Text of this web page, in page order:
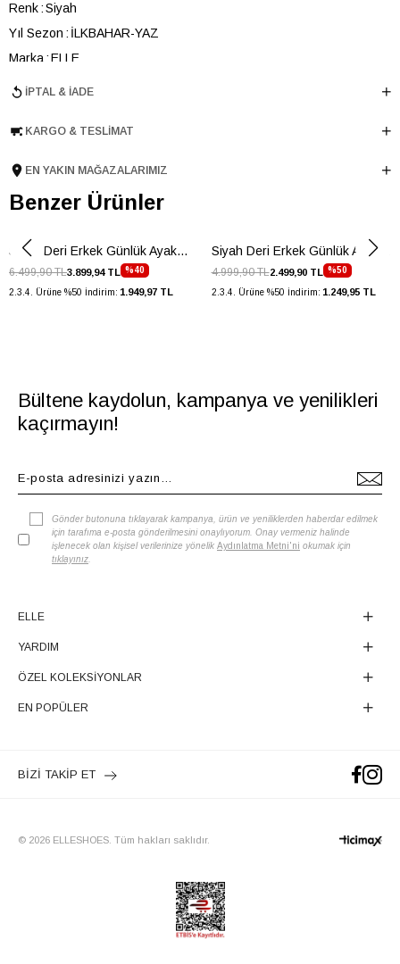
Renk Siyah
Yıl Sezon
İLKBAHAR-YAZ
Marka ELLE
Cinsiyet
ERKEK
Astar Malzemesi İnek Derisi
Ürün Cinsi Bağcıklı
Menşei TURKIYE
İPTAL & İADE
KARGO & TESLIMAT
EN YAKIN MAĞAZALARIMIZ
Benzer Ürünler
Siyah Deri Erkek Günlük Ayakkbı
%40
3.899,94 TL
6.499,90 TL
2.3.4. Ürüne %50 İndirim: 1.949,97 TL
%50
2.499,90 TL
4.999,90 TL
2.3.4. Ürüne %50 İndirim: 1.249,95 TL
Bültene kaydolun, kampanya ve yenilikleri
kaçırmayın!
Gönder butonuna tıklayarak kampanya, ürün ve yeniliklerden haberdar edilmek
için tarafıma e-posta gönderilmesini onaylıyorum. Onay vermeniz halinde
işlenecek olan kişisel verilerinize yönelik Aydınlatma Metni'ni okumak için
tıklayınız
ELLE
YARDIM
ÖZEL KOLEKSİYONLAR
EN POPÜLER
BİZİ TAKİP ET
© 2026 ELLESHOES. Tüm hakları saklıdır.